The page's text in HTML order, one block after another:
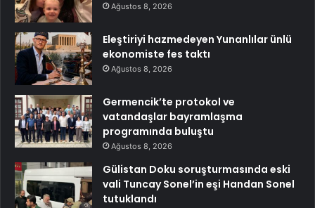
Ağustos 8, 2026
Eleştiriyi hazmedeyen Yunanlılar ünlü
ekonomiste fes taktı
Ağustos 8, 2026
Germencik’te protokol ve
vatandaşlar bayramlaşma
programında buluştu
Ağustos 8, 2026
Gülistan Doku soruşturmasında eski
vali Tuncay Sonel’in eşi Handan Sonel
tutuklandı